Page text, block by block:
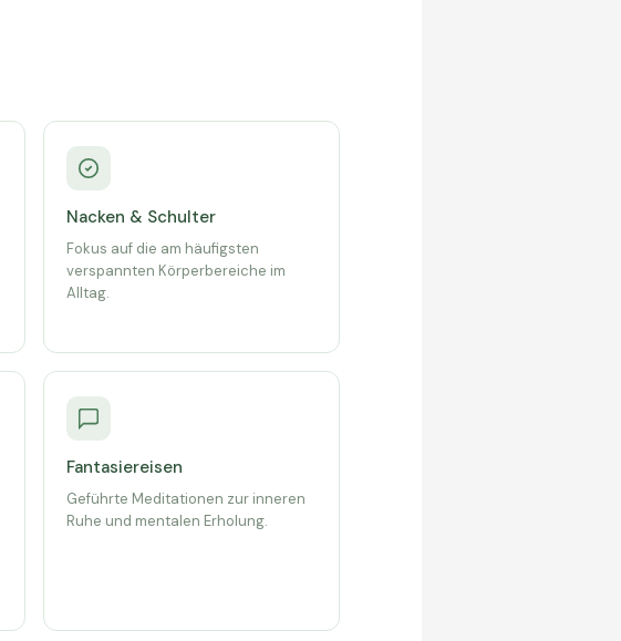
Nacken & Schulter
Fokus auf die am häufigsten
verspannten Körperbereiche im
Alltag.
Fantasiereisen
Geführte Meditationen zur inneren
Ruhe und mentalen Erholung.